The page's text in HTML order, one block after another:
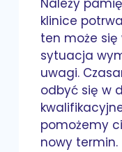
Należy
klinice
ten może się
sytuacja
uwagi.
odbyć się w
pomożemy
nowy termin.